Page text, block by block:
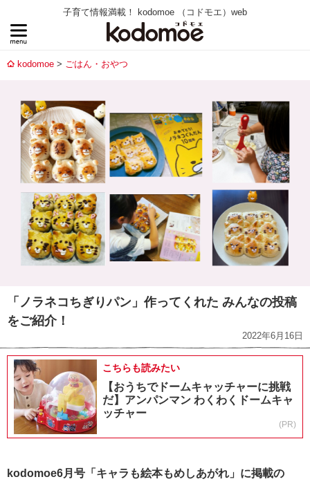
子育て情報満載！ kodomoe （コドモエ）web
kodomoe ごはん・おやつ
「ノラネコちぎりパン」作ってくれた みんなの投稿
をご紹介！
2022年6月16日
こちらも読みたい
【おうちでドームキャッチャーに挑戦
だ】アンパンマン わくわくドームキャ
ッチャー
(PR)
kodomoe6月号「キャラも絵本もめしあがれ」に掲載の